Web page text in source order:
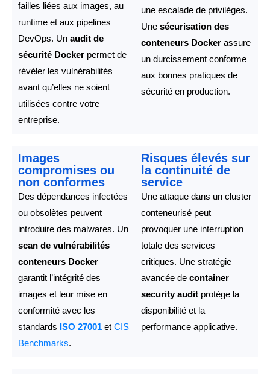
failles liées aux images, au
runtime et aux pipelines
DevOps. Un audit de
sécurité Docker permet de
révéler les vulnérabilités
avant qu’elles ne soient
utilisées contre votre
entreprise.
une escalade de privilèges.
Une sécurisation des
conteneurs Docker assure
un durcissement conforme
aux bonnes pratiques de
sécurité en production.
Images
compromises ou
non conformes
Des dépendances infectées
ou obsolètes peuvent
introduire des malwares. Un
scan de vulnérabilités
conteneurs Docker
garantit l’intégrité des
images et leur mise en
conformité avec les
standards ISO 27001 et CIS
Benchmarks.
Risques élevés sur
la continuité de
service
Une attaque dans un cluster
conteneurisé peut
provoquer une interruption
totale des services
critiques. Une stratégie
avancée de container
security audit protège la
disponibilité et la
performance applicative.